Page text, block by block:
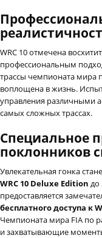
WRC 10 отмечена
профессиональным
трассы чемпионата мира
воплощена в жизнь.
управления различными
самых сложных трассах.
Специальное
поклонников
Увлекательная гонка
WRC 10 Deluxe Edition до
предоставляется
бесплатного доступа к
Чемпионата мира FIA по
и захватывающие